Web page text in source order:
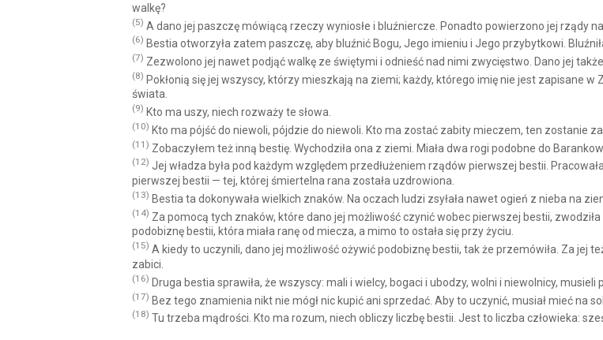
walkę?
(5) A dano jej paszczę mówiącą rzeczy wyniosłe i bluźniercze. Ponadto powierzono jej rządy
(6) Bestia otworzyła zatem paszczę, aby bluźnić Bogu, Jego imieniu i Jego przybytkowi.
(7) Zezwolono jej nawet podjąć walkę ze świętymi i odnieść nad nimi zwycięstwo. Dano jej
(8) Pokłonią się jej wszyscy, którzy mieszkają na ziemi; każdy, którego imię nie jest zapisane
świata.
(9) Kto ma uszy, niech rozważy te słowa.
(10) Kto ma pójść do niewoli, pójdzie do niewoli. Kto ma zostać zabity mieczem, ten zostanie
(11) Zobaczyłem też inną bestię. Wychodziła ona z ziemi. Miała dwa rogi podobne do
(12) Jej władza była pod każdym względem przedłużeniem rządów pierwszej bestii.
pierwszej bestii — tej, której śmiertelna rana została uzdrowiona.
(13) Bestia ta dokonywała wielkich znaków. Na oczach ludzi zsyłała nawet ogień z nieba na
(14) Za pomocą tych znaków, które dano jej możliwość czynić wobec pierwszej bestii,
podobiznę bestii, która miała ranę od miecza, a mimo to ostała się przy życiu.
(15) A kiedy to uczynili, dano jej możliwość ożywić podobiznę bestii, tak że przemówiła. Za jej
zabici.
(16) Druga bestia sprawiła, że wszyscy: mali i wielcy, bogaci i ubodzy, wolni i niewolnicy,
(17) Bez tego znamienia nikt nie mógł nic kupić ani sprzedać. Aby to uczynić, musiał mieć na
(18) Tu trzeba mądrości. Kto ma rozum, niech obliczy liczbę bestii. Jest to liczba człowieka: